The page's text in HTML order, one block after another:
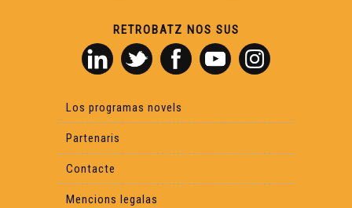
Colonjas - Los secrets de Fred
Lo còp de Jarnac - Los secrets de Fred
RETROBATZ NOS SUS
Los programas novels
Partenaris
Contacte
Mencions legalas